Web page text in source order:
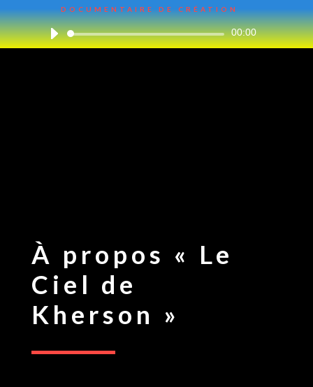
DOCUMENTAIRE DE CRÉATION
Lecteur
audio
00:00
À propos « Le
Ciel de
Kherson »